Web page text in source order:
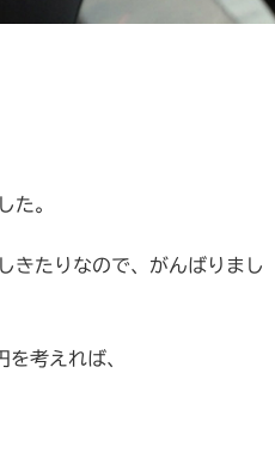
た。
きたりなので、がんばりまし
考えれば、